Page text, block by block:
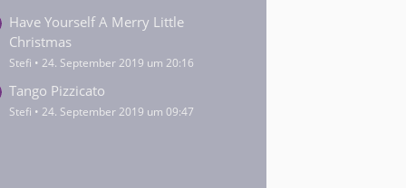
Have Yourself A Merry Little
Christmas
Stefi 24. September 2019 um 20:16
Tango Pizzicato
Stefi 24. September 2019 um 09:47